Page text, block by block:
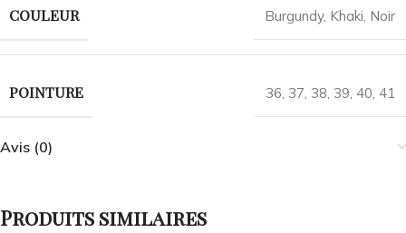
COULEUR Burgundy, Khaki, Noir
POINTURE 36, 37, 38, 39, 40, 41
Avis (0)
Produits similaires